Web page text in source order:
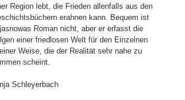
Region lebt, die Frieden allenfalls aus den
erahnen kann. Bequem ist
Roman nicht, aber er erfasst die
einer friedlosen Welt für den Einzelnen
Weise, die der Realität sehr nahe zu
scheint.
Schleyerbach